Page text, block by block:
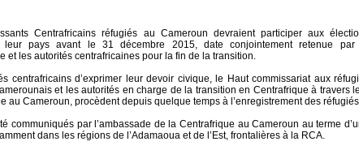
Centrafricains réfugiés au Cameroun devraient participer aux
leur pays avant le 31 décembre 2015, date conjointement retenue
et les autorités centrafricaines pour la fin de la transition.
centrafricains d’exprimer leur devoir civique, le Haut commissariat aux
et les autorités en charge de la transition en Centrafrique à travers
au Cameroun, procèdent depuis quelque temps à l’enregistrement des
communiqués par l’ambassade de la Centrafrique au Cameroun au terme
dans les régions de l’Adamaoua et de l’Est, frontalières à la RCA.